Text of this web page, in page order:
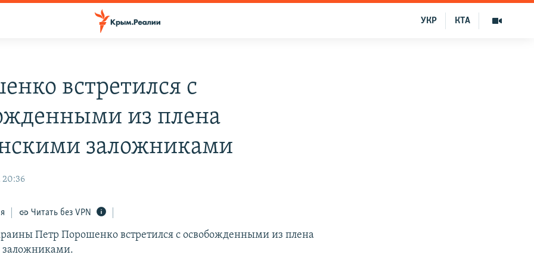
КТА
УКР
встретился с
из плена
заложниками
20:36
Читать без VPN
Петр Порошенко встретился с освобожденными из плена